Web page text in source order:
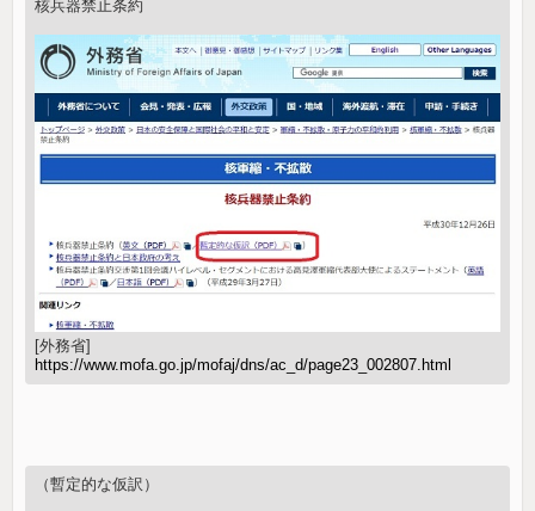
核兵器禁止条約
[外務省]
https://www.mofa.go.jp/mofaj/dns/ac_d/page23_002807.html
（暫定的な仮訳）